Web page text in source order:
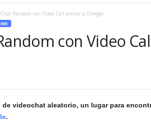
Random con Video Call similar a Omegle
con Video
videochat aleatorio, un lugar para
.